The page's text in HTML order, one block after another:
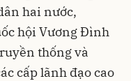
hai nước,
hội Vương Đình
thống và
cấp lãnh đạo cao